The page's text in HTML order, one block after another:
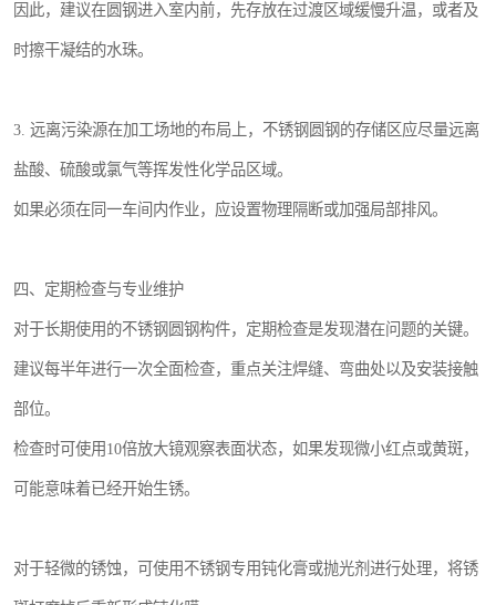
因此，建议在圆钢进入室内前，先存放在过渡区域缓慢升温，或者及
时擦干凝结的水珠。
3. 远离污染源在加工场地的布局上，不锈钢圆钢的存储区应尽量远离
盐酸、硫酸或氯气等挥发性化学品区域。
如果必须在同一车间内作业，应设置物理隔断或加强局部排风。
四、定期检查与专业维护
对于长期使用的不锈钢圆钢构件，定期检查是发现潜在问题的关键。
建议每半年进行一次全面检查，重点关注焊缝、弯曲处以及安装接触
部位。
检查时可使用10倍放大镜观察表面状态，如果发现微小红点或黄斑，
可能意味着已经开始生锈。
对于轻微的锈蚀，可使用不锈钢专用钝化膏或抛光剂进行处理，将锈